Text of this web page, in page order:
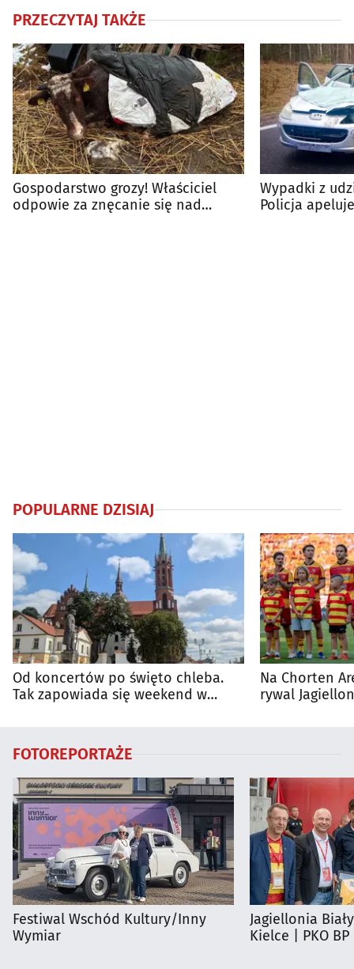
PRZECZYTAJ TAKŻE
Gospodarstwo grozy! Właściciel
odpowie za znęcanie się nad
Wypadki z
Policja
POPULARNE DZISIAJ
Od koncertów po święto chleba.
Tak zapowiada się weekend w
Na Chorten
rywal
FOTOREPORTAŻE
Festiwal Wschód Kultury/Inny
Wymiar
Jagiellonia
Kielce | PKO